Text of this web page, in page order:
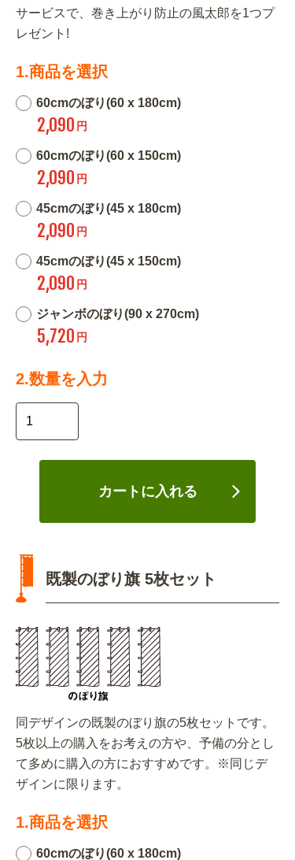
サービスで、巻き上がり防止の風太郎を1つプ
レゼント!
1.商品を選択
60cmのぼり(60 x 180cm)
2,090 円
60cmのぼり(60 x 150cm)
2,090 円
45cmのぼり(45 x 180cm)
2,090 円
45cmのぼり(45 x 150cm)
2,090 円
ジャンボのぼり(90 x 270cm)
5,720 円
2.数量を入力
カートに入れる
既製のぼり旗 5枚セット
同デザインの既製のぼり旗の5枚セットです。
5枚以上の購入をお考えの方や、予備の分とし
て多めに購入の方におすすめです。※同じデ
ザインに限ります。
1.商品を選択
60cmのぼり(60 x 180cm)